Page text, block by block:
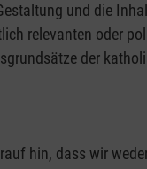
und die
relevanten oder
der
hin, dass wir